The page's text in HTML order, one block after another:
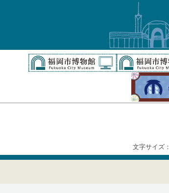
文字サイズ：